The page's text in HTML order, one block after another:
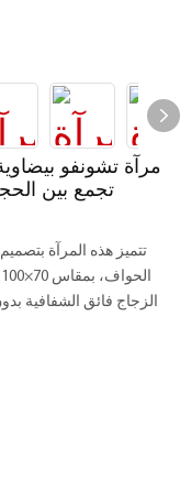
مرآة تشونفو
تجمع بين
تتميز هذه المرآة
الزجاج فائق الشفافية